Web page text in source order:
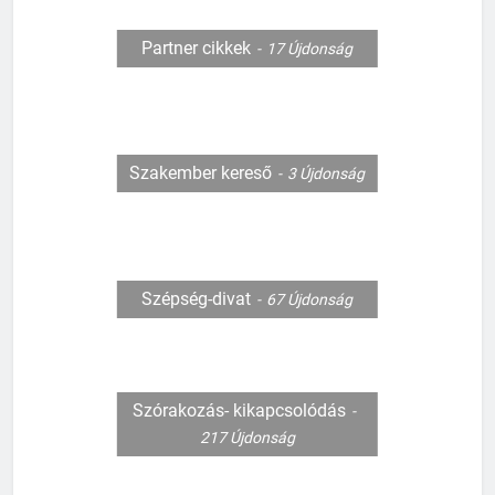
Partner cikkek 17Újdonság
Szakember kereső 3Újdonság
Szépség-divat 67Újdonság
Szórakozás- kikapcsolódás
217Újdonság